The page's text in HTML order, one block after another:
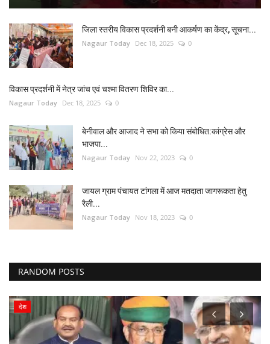
जिला स्तरीय विकास प्रदर्शनी बनी आकर्षण का केंद्र, सूचना...
Nagaur Today Dec 18, 2025 0
विकास प्रदर्शनी में नेत्र जांच एवं चश्मा वितरण शिविर का...
Nagaur Today Dec 18, 2025 0
बेनीवाल और आजाद ने सभा को किया संबोधित:कांग्रेस और
भाजपा...
Nagaur Today Nov 22, 2023 0
जायल ग्राम पंचायत टांगला में आज मतदाता जागरूकता हेतु
रैली...
Nagaur Today Nov 18, 2023 0
RANDOM POSTS
देश